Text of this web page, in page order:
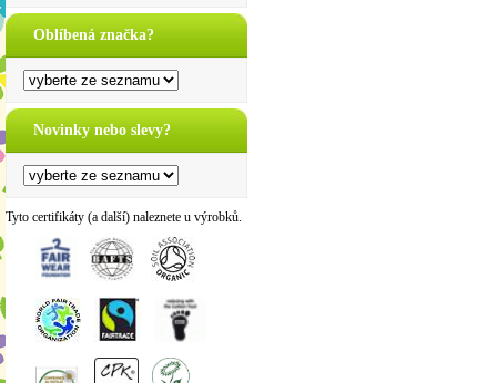
Oblíbená značka?
Novinky nebo slevy?
Tyto certifikáty (a další) naleznete u výrobků.